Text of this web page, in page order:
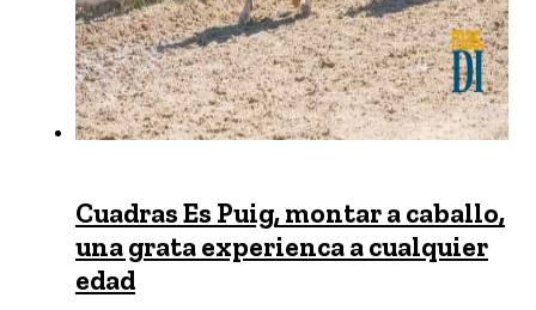
Cuadras Es Puig, montar a caballo,
una grata experienca a cualquier
edad